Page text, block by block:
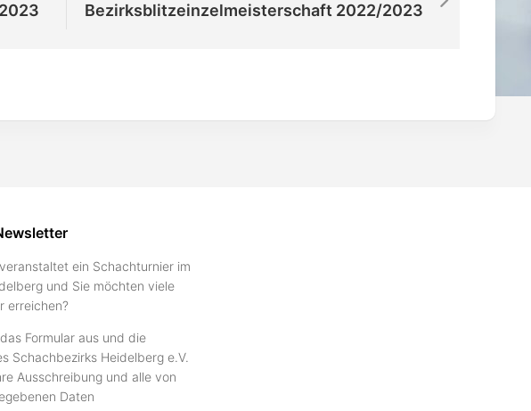
Bezirksblitzeinzelmeisterschaft 2022/2023
ein Schachturnier im
und Sie möchten viele
erreichen?
Formular aus und die
Schachbezirks Heidelberg e.V.
Ausschreibung und alle von
Daten